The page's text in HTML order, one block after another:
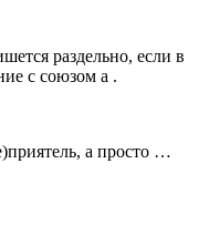
раздельно, если в
с союзом а .
а просто …